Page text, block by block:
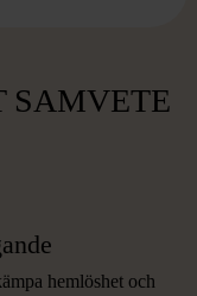
SAMVETE
hemlöshet och